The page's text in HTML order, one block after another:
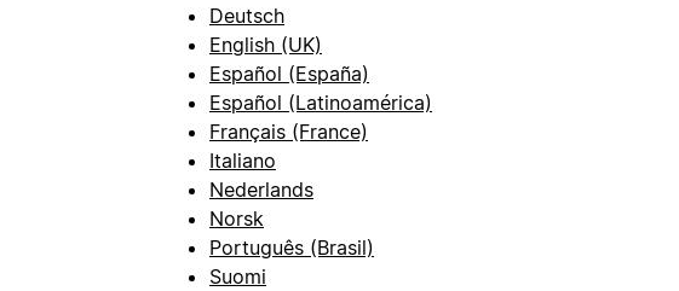
Deutsch
English (UK)
Español (España)
Español (Latinoamérica)
Français (France)
Italiano
Nederlands
Norsk
Português (Brasil)
Suomi